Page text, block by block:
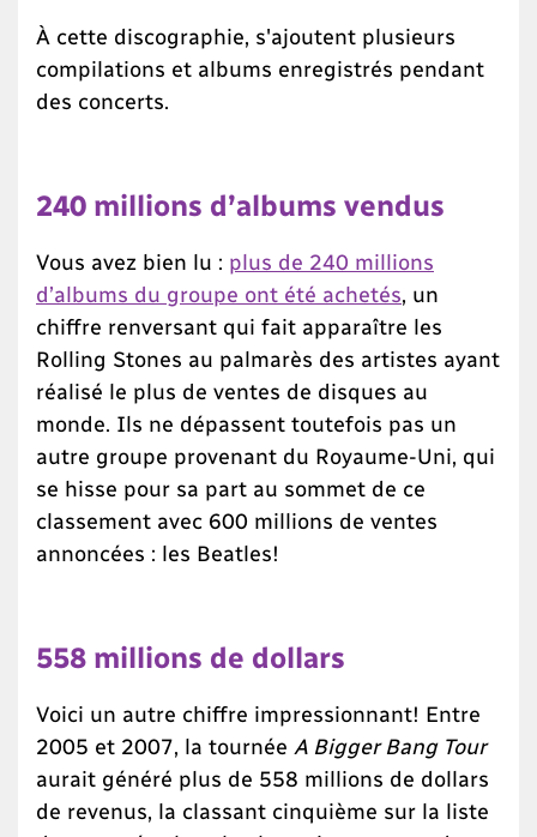
À cette discographie, s'ajoutent plusieurs
compilations et albums enregistrés pendant
des concerts.
240 millions d’albums vendus
Vous avez bien lu : plus de 240 millions
d’albums du groupe ont été achetés , un
chiffre renversant qui fait apparaître les
Rolling Stones au palmarès des artistes ayant
réalisé le plus de ventes de disques au
monde. Ils ne dépassent toutefois pas un
autre groupe provenant du Royaume-Uni, qui
se hisse pour sa part au sommet de ce
classement avec 600 millions de ventes
annoncées : les Beatles!
558 millions de dollars
Voici un autre chiffre impressionnant! Entre
2005 et 2007, la tournée A Bigger Bang Tour
aurait généré plus de 558 millions de dollars
de revenus, la classant cinquième sur la liste